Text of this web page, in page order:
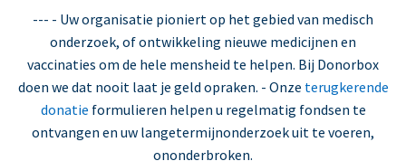
--- - Uw organisatie pioniert op het gebied van medisch
onderzoek, of ontwikkeling nieuwe medicijnen en
vaccinaties om de hele mensheid te helpen. Bij Donorbox
doen we dat nooit laat je geld opraken. - Onze terugkerende
donatie formulieren helpen u regelmatig fondsen te
ontvangen en uw langetermijnonderzoek uit te voeren,
ononderbroken.